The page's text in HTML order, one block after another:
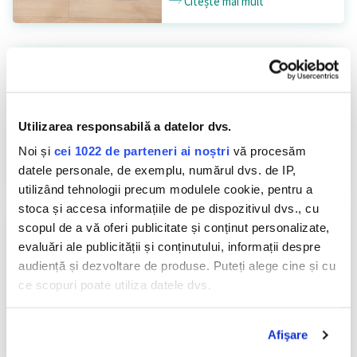
Utilizarea responsabilă a datelor dvs.
Noi și cei 1022 de parteneri ai noștri vă procesăm
datele personale, de exemplu, numărul dvs. de IP,
utilizând tehnologii precum modulele cookie, pentru a
stoca și accesa informațiile de pe dispozitivul dvs., cu
scopul de a vă oferi publicitate și conținut personalizate,
evaluări ale publicității și conținutului, informații despre
audiență și dezvoltare de produse. Puteți alege cine și cu
ce scopuri poate utiliza datele dvs.
Să colectăm informațiile cu privire la locația dvs.
Afişare
Citește mai mult
BAIE
Cum se curăţă şi se
dezinfectează cada de baie?